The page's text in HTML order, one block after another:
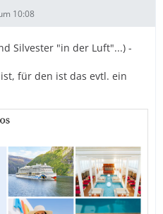
10:08
Silvester "in der Luft"...) -
für den ist das evtl. ein